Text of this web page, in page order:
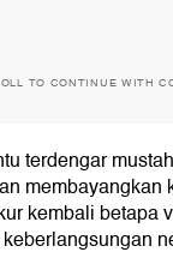
TO CONTINUE WITH
terdengar
membayangkan
kembali betapa